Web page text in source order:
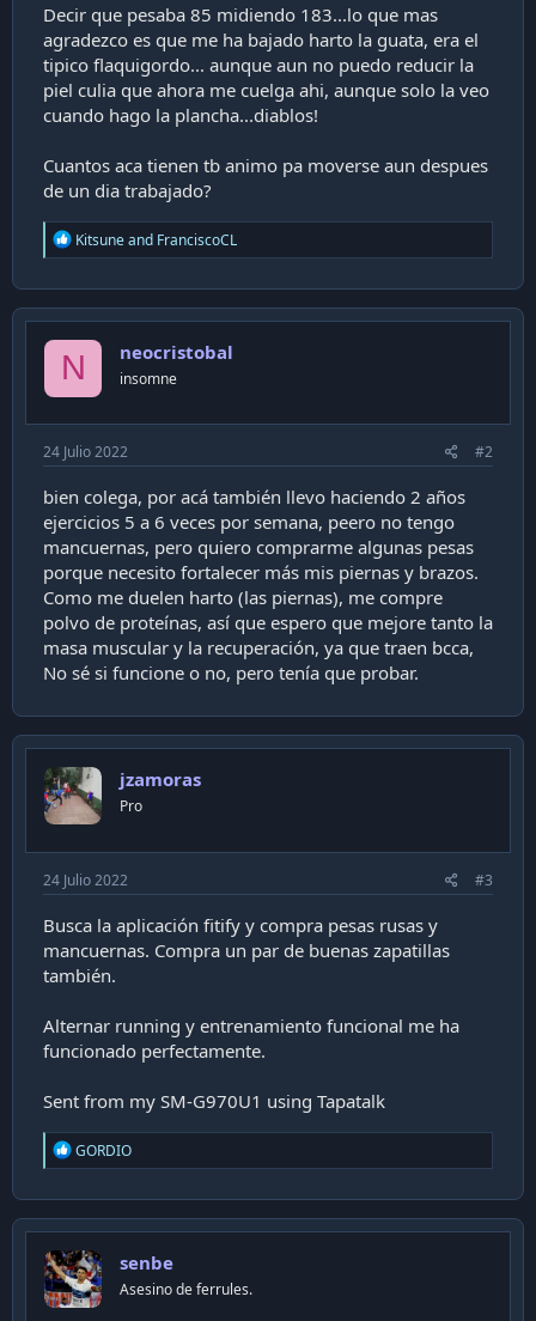
Decir que pesaba 85 midiendo 183...lo que mas
agradezco es que me ha bajado harto la guata, era el
tipico flaquigordo... aunque aun no puedo reducir la
piel culia que ahora me cuelga ahi, aunque solo la veo
cuando hago la plancha...diablos!
Cuantos aca tienen tb animo pa moverse aun despues
de un dia trabajado?
R
e
c
t
o
n
Kitsuneand FranciscoCL
N neocristobal
insomne
24 Julio 2022 #2
bien colega, por acá también llevo haciendo 2 años
ejercicios 5 a 6 veces por semana, peero no tengo
mancuernas, pero quiero comprarme algunas pesas
porque necesito fortalecer más mis piernas y brazos.
Como me duelen harto (las piernas), me compre
polvo de proteínas, así que espero que mejore tanto la
masa muscular y la recuperación, ya que traen bcca,
No sé si funcione o no, pero tenía que probar.
jzamoras
Pro
24 Julio 2022 #3
Busca la aplicación fitify y compra pesas rusas y
mancuernas. Compra un par de buenas zapatillas
también.
Alternar running y entrenamiento funcional me ha
funcionado perfectamente.
Sent from my SM-G970U1 using Tapatalk
R
e
c
t
o
n
s
GORDIO
senbe
Asesino de ferrules.